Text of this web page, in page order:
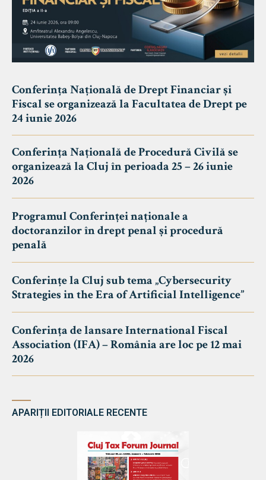
Conferința Națională de Drept Financiar și
Fiscal se organizează la Facultatea de Drept pe
24 iunie 2026
Conferința Națională de Procedură Civilă se
organizează la Cluj în perioada 25 – 26 iunie
2026
Programul Conferinței naționale a
doctoranzilor în drept penal și procedură
penală
Conferințe la Cluj sub tema „Cybersecurity
Strategies in the Era of Artificial Intelligence”
Conferința de lansare International Fiscal
Association (IFA) – România are loc pe 12 mai
2026
APARIȚII EDITORIALE RECENTE